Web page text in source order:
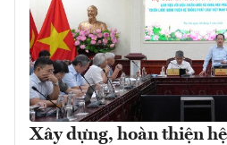
Xây dựng, hoàn thiện